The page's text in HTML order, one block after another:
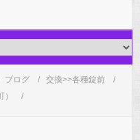
ブログ
交換>>各種錠前